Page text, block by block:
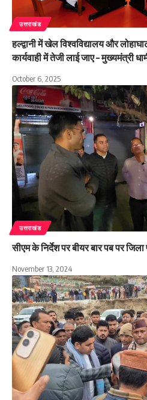
उत्तराखंड
हल्द्वानी में खेल विश्वविद्यालय और
कार्यवाही में तेजी लाई जाए – मुख्यमंत्री
October 6, 2025
उत्तराखंड
सीएम के निर्देश पर बीयर बार पब पर
November 13, 2024